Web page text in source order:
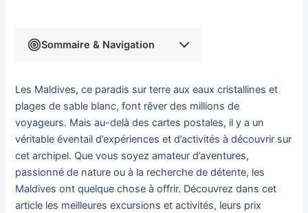
Sommaire & Navigation
Les Maldives, ce paradis sur terre aux eaux cristallines et
plages de sable blanc, font rêver des millions de
voyageurs. Mais au-delà des cartes postales, il y a un
véritable éventail d’expériences et d’activités à découvrir sur
cet archipel. Que vous soyez amateur d’aventures,
passionné de nature ou à la recherche de détente, les
Maldives ont quelque chose à offrir. Découvrez dans cet
article les meilleures excursions et activités, leurs prix